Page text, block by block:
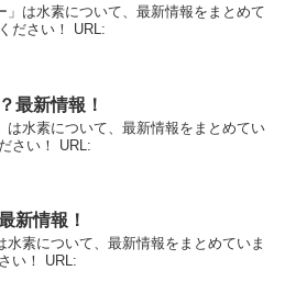
」は水素について、最新情報をまとめて
ださい！ URL:
最新情報！
は水素について、最新情報をまとめてい
さい！ URL:
新情報！
水素について、最新情報をまとめていま
い！ URL: